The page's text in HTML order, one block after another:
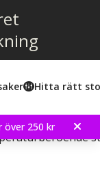
Hitta rätt
över 250 kr
Butt Plug